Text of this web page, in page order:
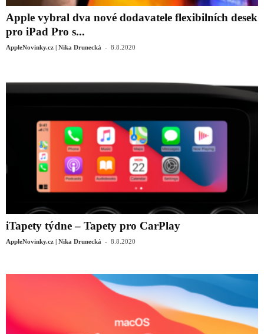
Apple vybral dva nové dodavatele flexibilních desek
pro iPad Pro s...
AppleNovinky.cz | Nika Drunecká - 8.8.2020
iTapety týdne – Tapety pro CarPlay
AppleNovinky.cz | Nika Drunecká - 8.8.2020